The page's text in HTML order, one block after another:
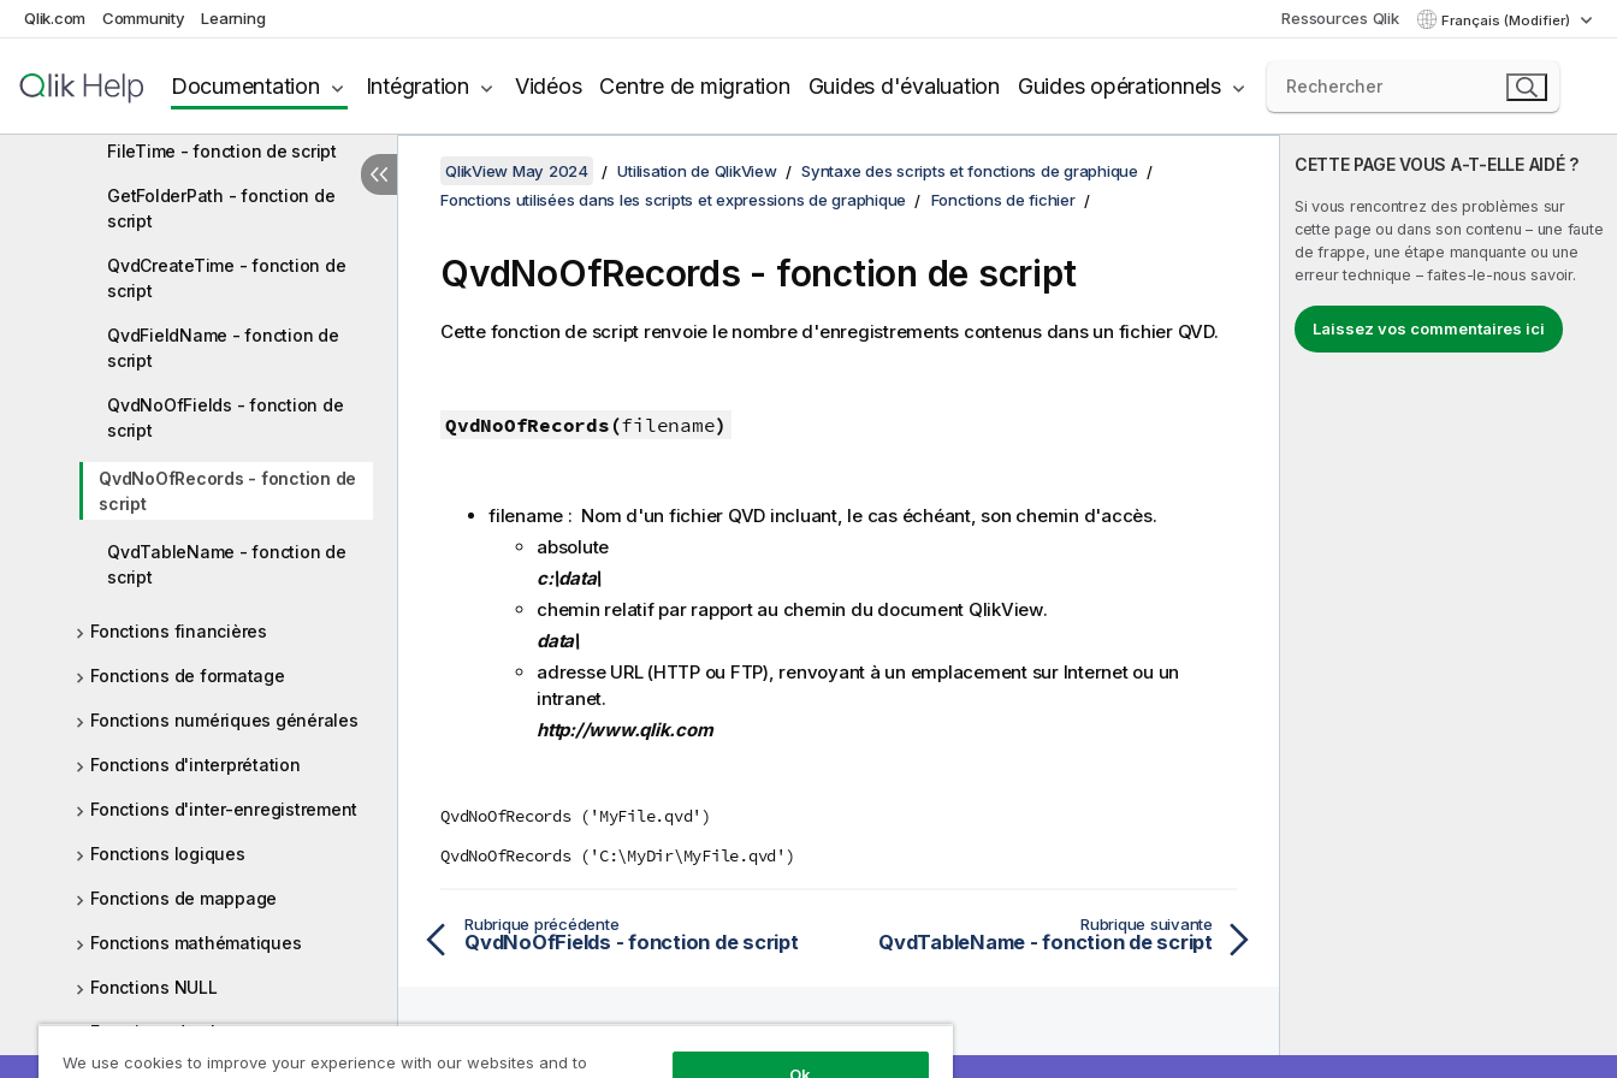
Qlik.com Community Learning Ressources Qlik Français (Modifier)
Documentation Intégration Vidéos Centre de migration Guides d'évaluation Guides opérationnels
FileName - fonction de script
FileSize - fonction de script
FileTime - fonction de script
GetFolderPath - fonction de
script
QvdCreateTime - fonction de
script
QvdFieldName - fonction de
script
QvdNoOfFields - fonction de
script
QvdNoOfRecords - fonction de
script
QvdTableName - fonction de
script
Fonctions financières
Fonctions de formatage
Fonctions numériques générales
Fonctions d'interprétation
Fonctions d'inter-enregistrement
Fonctions logiques
Fonctions de mappage
Fonctions mathématiques
Fonctions NULL
Fonctions de plage
CETTE PAGE VOUS A-T-ELLE AIDÉ ?
Si vous rencontrez des problèmes sur
cette page ou dans son contenu – une faute
de frappe, une étape manquante ou une
erreur technique – faites-le-nous savoir.
Laissez vos commentaires ici
QlikView May 2024 Utilisation de QlikView
Syntaxe des scripts et fonctions de graphique
Fonctions utilisées dans les scripts et expressions de graphique
Fonctions de fichier
QvdNoOfRecords - fonction de script
Cette fonction de script renvoie le nombre d'enregistrements contenus dans un fichier QVD.
QvdNoOfRecords(filename)
filename : Nom d'un fichier QVD incluant, le cas échéant, son chemin d'accès.
absolute
c:\data\
chemin relatif par rapport au chemin du document QlikView.
data\
adresse URL (HTTPou FTP), renvoyant à un emplacement sur Internet ou un
intranet.
http://www.qlik.com
QvdNoOfRecords ('MyFile.qvd')
QvdNoOfRecords ('C:\MyDir\MyFile.qvd')
Rubrique précédente
QvdNoOfFields - fonction de script
Rubrique suivante
QvdTableName - fonction de script
We use cookies to improve your experience with our websites and to